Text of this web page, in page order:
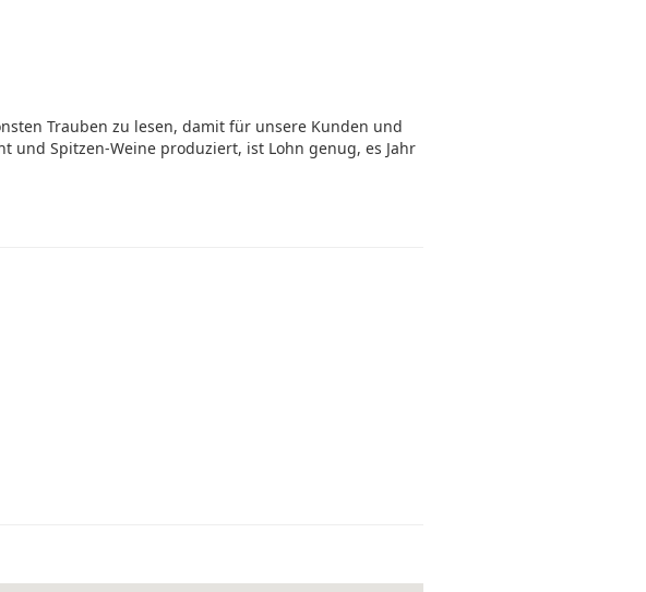
Trauben zu lesen, damit für unsere Kunden und
und Spitzen-Weine produziert, ist Lohn genug, es Jahr